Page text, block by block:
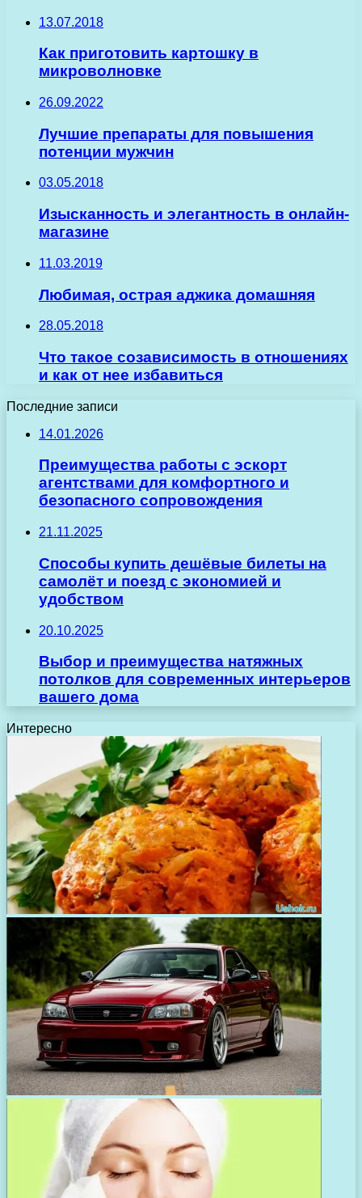
13.07.2018
Как приготовить картошку в
микроволновке
26.09.2022
Лучшие препараты для повышения
потенции мужчин
03.05.2018
Изысканность и элегантность в онлайн-
магазине
11.03.2019
Любимая, острая аджика домашняя
28.05.2018
Что такое созависимость в отношениях
и как от нее избавиться
Последние записи
14.01.2026
Преимущества работы с эскорт
агентствами для комфортного и
безопасного сопровождения
21.11.2025
Способы купить дешёвые билеты на
самолёт и поезд с экономией и
удобством
20.10.2025
Выбор и преимущества натяжных
потолков для современных интерьеров
вашего дома
Интересно